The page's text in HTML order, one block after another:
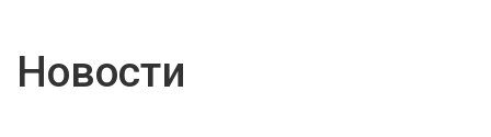
Новости